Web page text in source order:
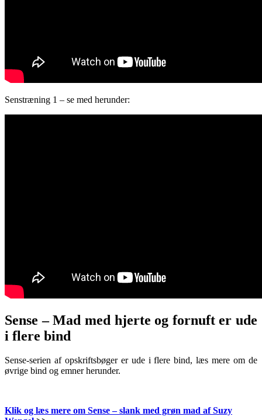
Senstræning 1 – se med herunder:
Sense – Mad med hjerte og fornuft er ude
i flere bind
Sense-serien af opskriftsbøger er ude i flere bind, læs mere om de
øvrige bind og emner herunder.
Klik og læs mere om Sense – slank med grøn mad af Suzy